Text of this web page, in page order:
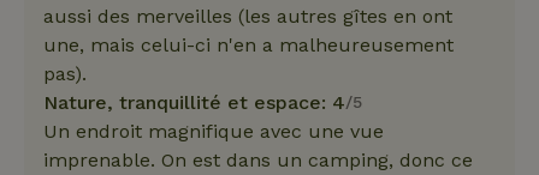
aussi des merveilles (les autres gîtes en ont
une, mais celui-ci n'en a malheureusement
pas).
Nature, tranquillité et espace: 4/5
Un endroit magnifique avec une vue
imprenable. On est dans un camping, donc ce